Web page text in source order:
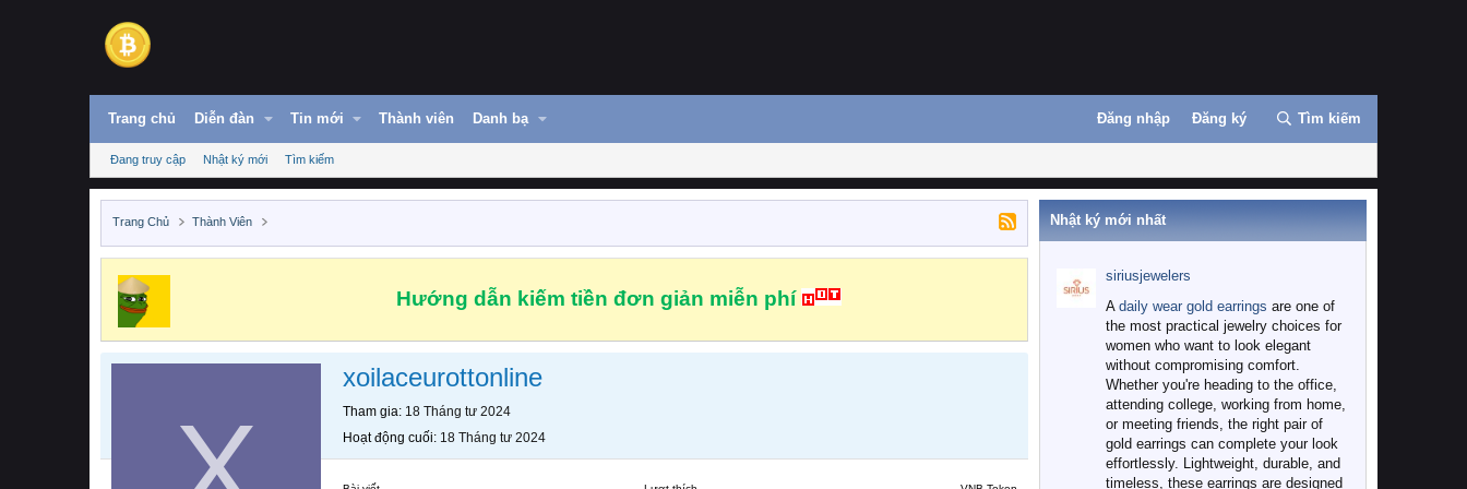
Trang chủ Diễn đàn Tin mới Thành viên Danh bạ Đăng nhập Đăng ký Tìm kiếm
Đang truy cập Nhật ký mới Tìm kiếm
Trang Chủ Thành Viên
Hướng dẫn kiếm tiền đơn giản miễn phí
xoilaceurottonline
Tham gia 18 Tháng tư 2024
Hoạt động cuối 18 Tháng tư 2024
Nhật ký mới nhất
siriusjewelers
A daily wear gold earrings are one of
the most practical jewelry choices for
women who want to look elegant
without compromising comfort.
Whether you're heading to the office,
attending college, working from home,
or meeting friends, the right pair of
gold earrings can complete your look
effortlessly. Lightweight, durable, and
timeless, these earrings are designed